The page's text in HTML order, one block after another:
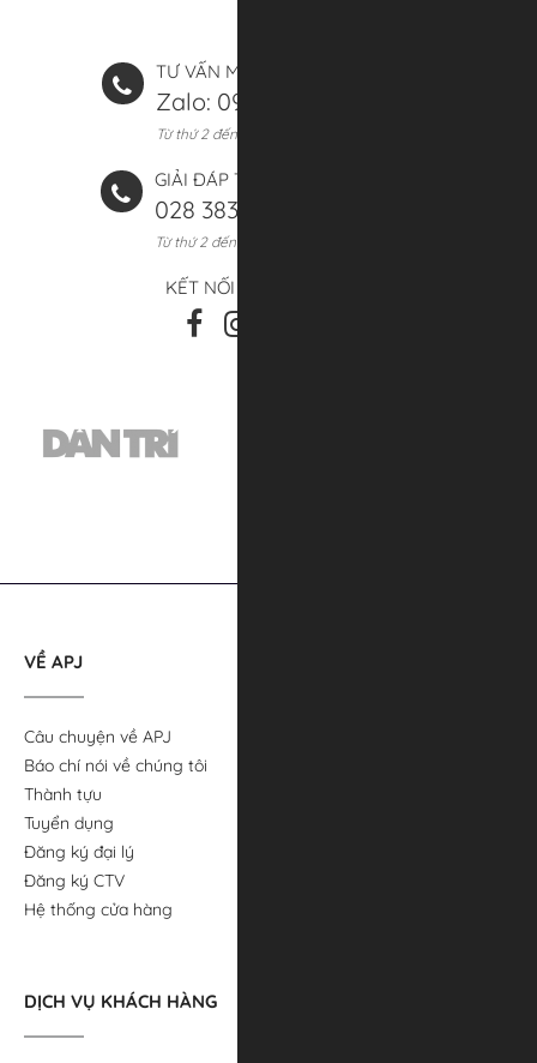
TƯ VẤN MUA HÀNG (8:00 - 20:00)
Zalo: 0906 393 661
Từ thứ 2 đến chủ nhật
GIẢI ĐÁP THẮC MẮC (8:00 - 17:00)
028 3839 4774
Từ thứ 2 đến thứ 7
KẾT NỐI VỚI CHÚNG TÔI
VỀ APJ
Câu chuyện về APJ
Báo chí nói về chúng tôi
Thành tựu
Tuyển dụng
Đăng ký đại lý
Đăng ký CTV
Hệ thống cửa hàng
DỊCH VỤ KHÁCH HÀNG